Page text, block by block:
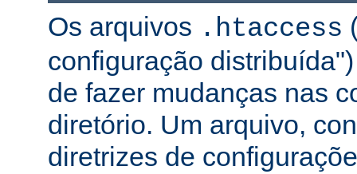
Os arquivos .htaccess
configuração
de fazer mudanças nas
diretório. Um arquivo,
diretrizes de